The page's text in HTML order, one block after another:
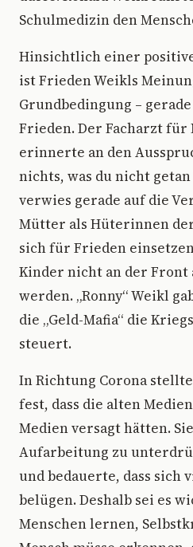
Schulmedizin den
Hinsichtlich einer
ist Frieden Weikls
Grundbedingung –
Frieden. Der Facharzt
erinnerte an den
nichts, was du nicht
verwies gerade auf die
Mütter als Hüterinnen
sich für Frieden
Kinder nicht an der Front
werden. „Ronny“ Weikl
die „Geld-Mafia“ die
steuert.
In Richtung Corona
fest, dass die alten
Medien versagt hätten.
Aufarbeitung zu
und bedauerte, dass sich
belügen. Deshalb sei es
Menschen lernen,